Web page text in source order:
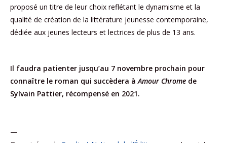
proposé un titre de leur choix reflétant le dynamisme et la
qualité de création de la littérature jeunesse contemporaine,
dédiée aux jeunes lecteurs et lectrices de plus de 13 ans.
Il faudra patienter jusqu’au 7 novembre prochain pour
connaître le roman qui succèdera àAmour Chrome de
Sylvain Pattier, récompensé en 2021.
—